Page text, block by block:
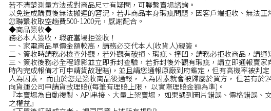
若不清楚測量方法或對商品尺寸有疑問，可聯繫賣場諮詢。
以免造成購買後無法搬運的窘況，若非商品本身瑕疵問題，因客戶端拒收、無法
您聯繫收取空趟費500-1200元，感謝配合。
◆商品簽收◆
務必本人簽收，瑕疵當場拒簽收！
一、家電商品單價金額較高，請務必交代本人(收貨人)親簽。
二、簽收時請務必檢查外觀，若外觀有破損、瑕疵、撞凹，請務必拒收商品，請通
三、簽收後務必全程錄影並立即拆封查驗，若拆封後外觀有瑕疵，請立即通報賣
時內完成報備才可申請貨故理賠)，並且請您通報原廠到府鑑定，但有高機率被判定
人為因素， 而由於您是簽收商品後通報， 人為因素就會被歸屬於買方， 但若有於
向貨運公司申請貨故理賠((每筆有理賠上限， 以實際理賠金額為準)。
『本賣場為自動複製、API串接、大量上架賣場， 如果遇到圖片錯誤、價格錯誤、
之權益』